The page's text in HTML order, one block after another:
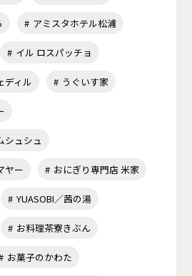
アミスタホテル松浦
イル ロスパッチョ
ディル うぐいす家
シュシュ
ヤー おにぎり専門店 米家
YUASOBI／茜の湯
お料理茶寮きぶん
お菓子のかわた